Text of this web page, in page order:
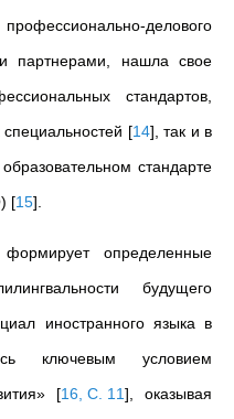
делового
партнерами, нашла свое
стандартов,
[14] , так и в
стандарте
[15]
определенные
будущего
иностранного языка в
ключевым условием
[16, C. 11] , оказывая